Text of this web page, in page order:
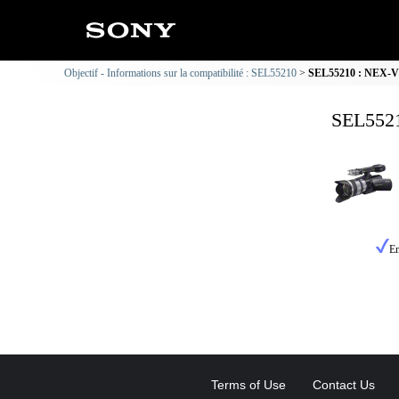
Objectif - Informations sur la compatibilité : SEL55210 SEL55210 : NEX-
Terms of Use Contact Us